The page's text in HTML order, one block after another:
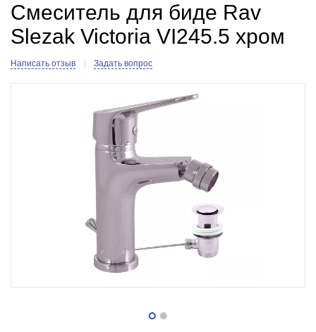
Смеситель для биде Rav
Slezak Victoria VI245.5 хром
Написать отзыв Задать вопрос